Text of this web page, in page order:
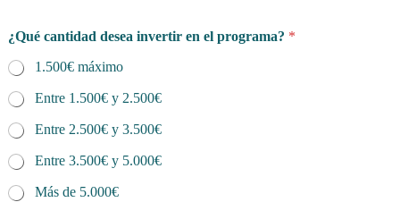
¿Qué cantidad desea invertir en el programa? *
1.500€ máximo
Entre 1.500€ y 2.500€
Entre 2.500€ y 3.500€
Entre 3.500€ y 5.000€
Más de 5.000€